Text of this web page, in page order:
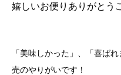
嬉しいお便りありがとう
「美味しかった」、「喜ば
売のやりがいです！